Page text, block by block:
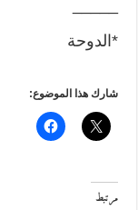
*الدوحة
شارك هذا الموضوع:
مرتبط